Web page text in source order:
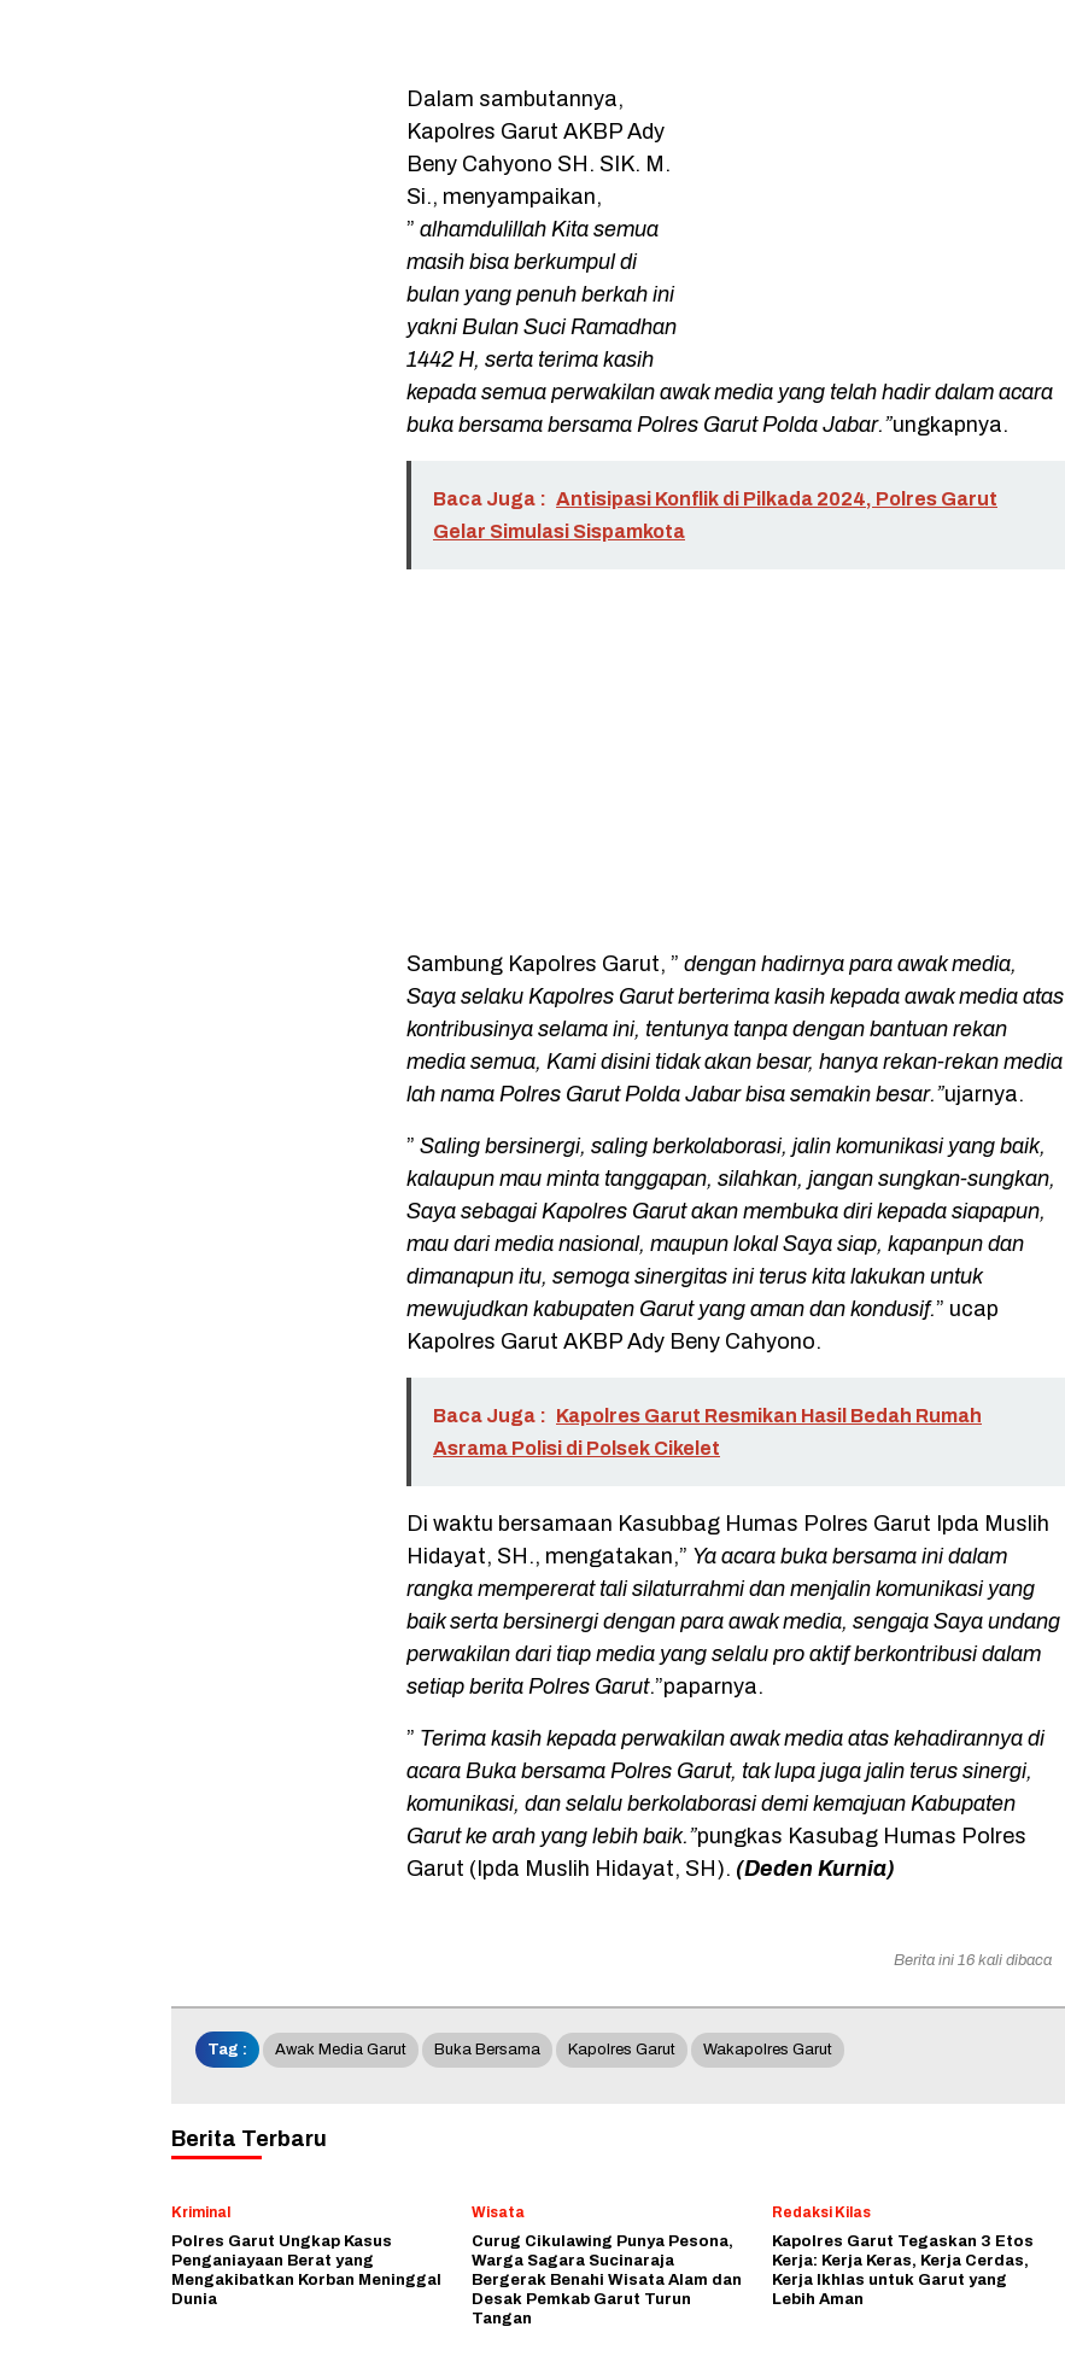
Dalam sambutannya,
Kapolres Garut AKBP Ady
Beny Cahyono SH. SIK. M.
Si., menyampaikan,
” alhamdulillah Kita semua
masih bisa berkumpul di
bulan yang penuh berkah ini
yakni Bulan Suci Ramadhan
1442 H, serta terima kasih
kepada semua perwakilan awak media yang telah hadir dalam acara
buka bersama bersama Polres Garut Polda Jabar.”ungkapnya.
Baca Juga : Antisipasi Konflik di Pilkada 2024, Polres Garut
Gelar Simulasi Sispamkota
Sambung Kapolres Garut, ” dengan hadirnya para awak media,
Saya selaku Kapolres Garut berterima kasih kepada awak media atas
kontribusinya selama ini, tentunya tanpa dengan bantuan rekan
media semua, Kami disini tidak akan besar, hanya rekan-rekan media
lah nama Polres Garut Polda Jabar bisa semakin besar.”ujarnya.
” Saling bersinergi, saling berkolaborasi, jalin komunikasi yang baik,
kalaupun mau minta tanggapan, silahkan, jangan sungkan-sungkan,
Saya sebagai Kapolres Garut akan membuka diri kepada siapapun,
mau dari media nasional, maupun lokal Saya siap, kapanpun dan
dimanapun itu, semoga sinergitas ini terus kita lakukan untuk
mewujudkan kabupaten Garut yang aman dan kondusif.” ucap
Kapolres Garut AKBP Ady Beny Cahyono.
Baca Juga : Kapolres Garut Resmikan Hasil Bedah Rumah
Asrama Polisi di Polsek Cikelet
Di waktu bersamaan Kasubbag Humas Polres Garut Ipda Muslih
Hidayat, SH., mengatakan,” Ya acara buka bersama ini dalam
rangka mempererat tali silaturrahmi dan menjalin komunikasi yang
baik serta bersinergi dengan para awak media, sengaja Saya undang
perwakilan dari tiap media yang selalu pro aktif berkontribusi dalam
setiap berita Polres Garut.”paparnya.
” Terima kasih kepada perwakilan awak media atas kehadirannya di
acara Buka bersama Polres Garut, tak lupa juga jalin terus sinergi,
komunikasi, dan selalu berkolaborasi demi kemajuan Kabupaten
Garut ke arah yang lebih baik.”pungkas Kasubag Humas Polres
Garut (Ipda Muslih Hidayat, SH). (Deden Kurnia)
Berita ini 16 kali dibaca
Tag : Awak Media Garut Buka Bersama Kapolres Garut Wakapolres Garut
Berita Terbaru
Kriminal
Polres Garut Ungkap Kasus
Penganiayaan Berat yang
Mengakibatkan Korban Meninggal
Dunia
Wisata
Curug Cikulawing Punya Pesona,
Warga Sagara Sucinaraja
Bergerak Benahi Wisata Alam dan
Desak Pemkab Garut Turun
Tangan
Redaksi Kilas
Kapolres Garut Tegaskan 3 Etos
Kerja: Kerja Keras, Kerja Cerdas,
Kerja Ikhlas untuk Garut yang
Lebih Aman